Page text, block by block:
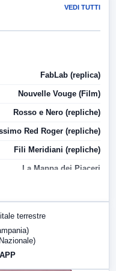
VEDI TUTTI
FabLab (replica)
Nouvelle Vouge (Film)
Rosso e Nero (repliche)
Red Roger (repliche)
Fili Meridiani (repliche)
La Mappa dei Piaceri
terrestre
APP